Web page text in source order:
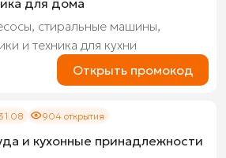
для дома
стиральные машины,
и техника для кухни
Открыть промокод
904 открытия
и кухонные принадлежности